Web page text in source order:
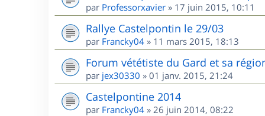
par Professorxavier » 17 juin 2015, 10:11
Rallye Castelpontin le 29/03
par Francky04 » 11 mars 2015, 18:13
Forum vététiste du Gard et sa
par jex30330 » 01 janv. 2015, 21:24
Castelpontine 2014
par Francky04 » 26 juin 2014, 08:22